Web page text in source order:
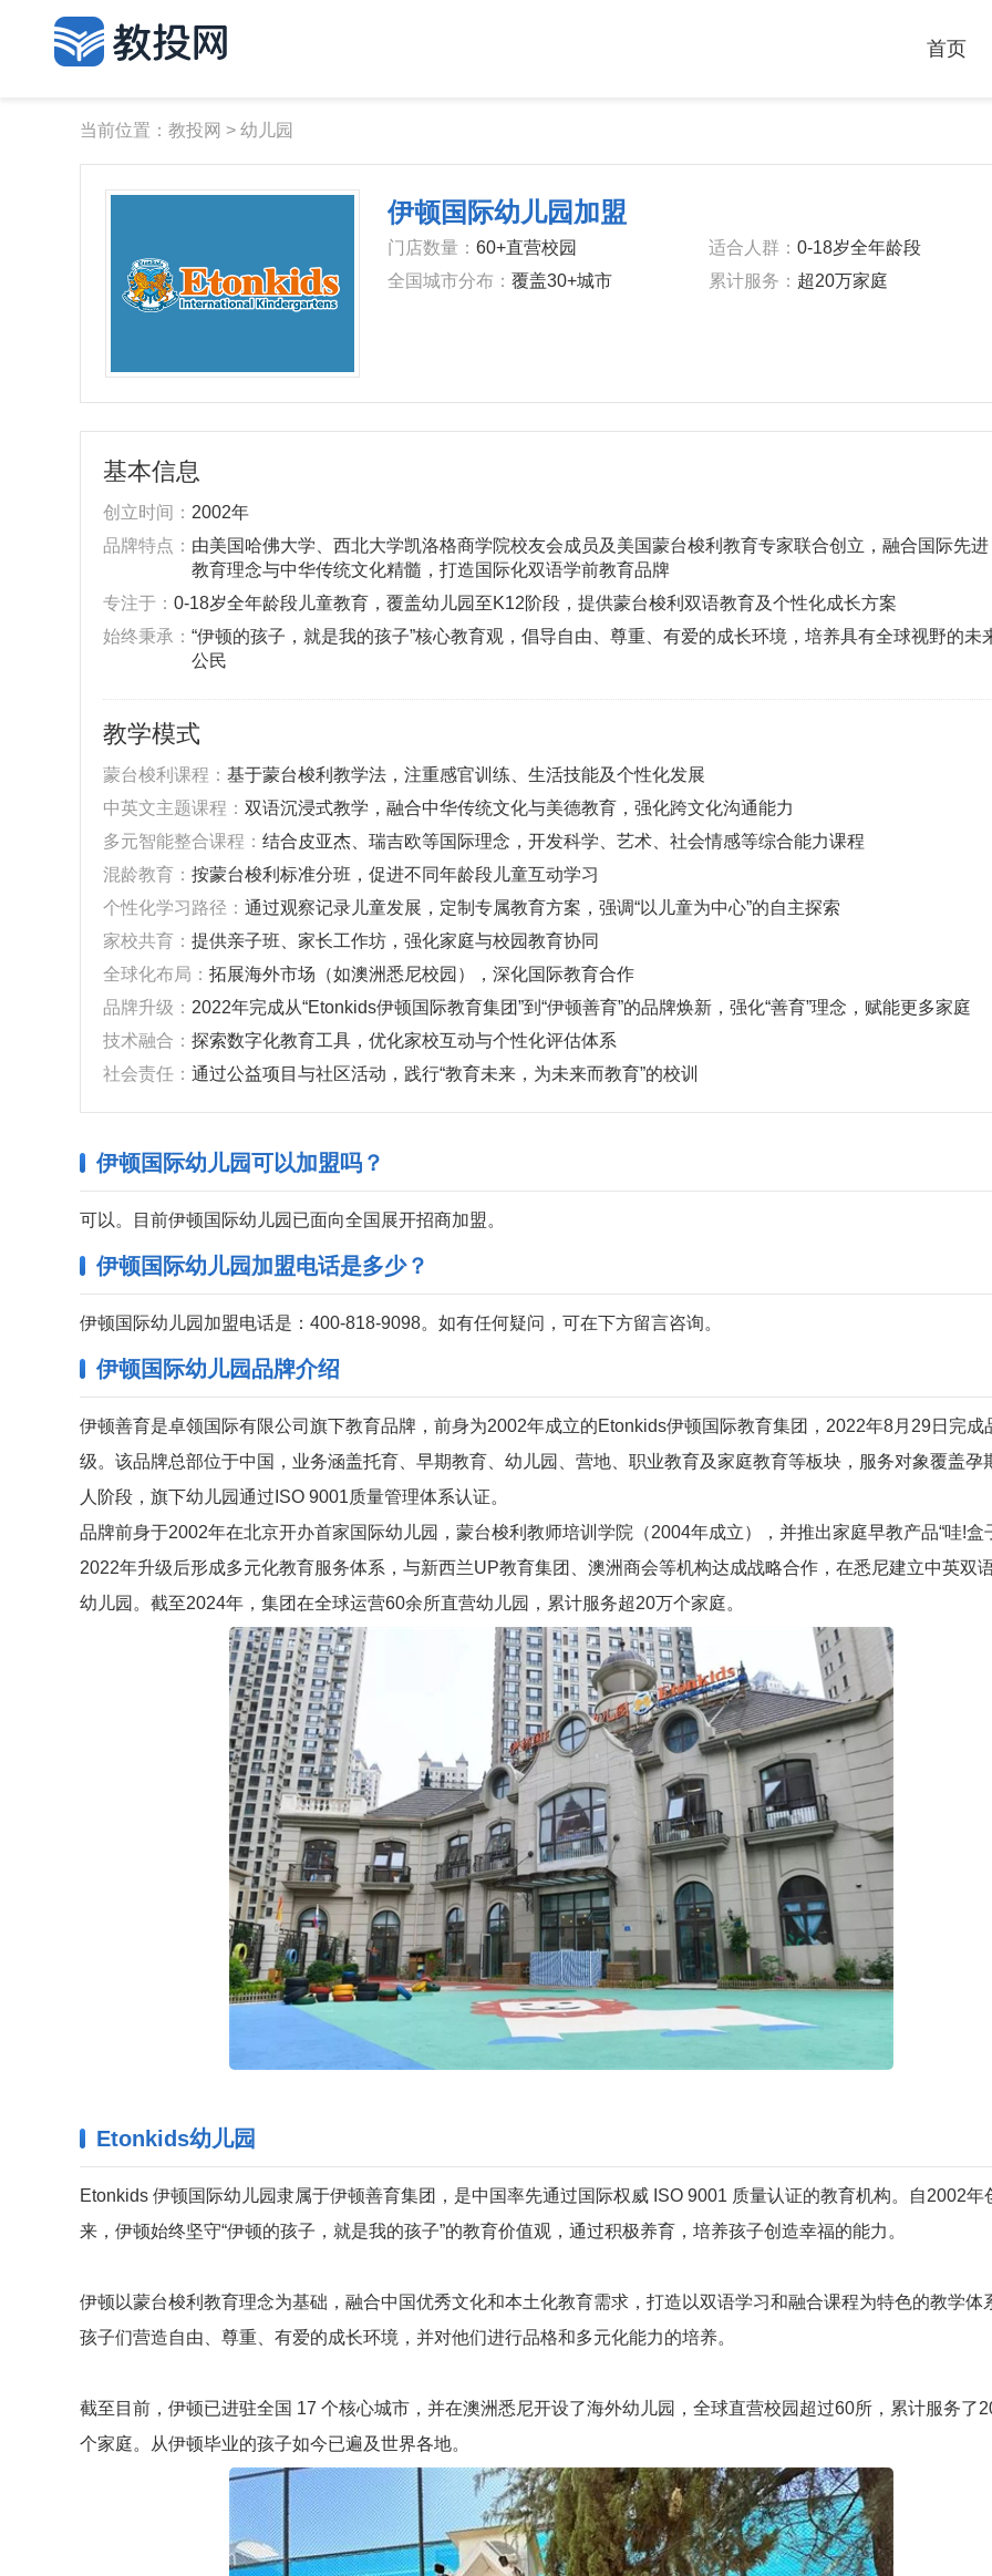
首页
当前位置： 教投网 > 幼儿园
伊顿国际幼儿园加盟
门店数量‌‌： 60+直营校园 ‌适合人群‌‌： 0-18岁全年龄段
‌全国城市分布‌‌： 覆盖30+城市 ‌累计服务‌‌： 超20万家庭
基本信息
‌创立时间‌： 2002年
‌品牌特点‌： 由美国哈佛大学、西北大学凯洛格商学院校友会成员及美国蒙台梭利教育专家联合创立，融合国际先进
教育理念与中华传统文化精髓，打造国际化双语学前教育品牌
‌专注于‌： 0-18岁全年龄段儿童教育，覆盖幼儿园至K12阶段，提供蒙台梭利双语教育及个性化成长方案
‌始终秉承‌： “伊顿的孩子，就是我的孩子”核心教育观，倡导自由、尊重、有爱的成长环境，培养具有全球视野的未
公民
教学模式‌
‌蒙台梭利课程‌： 基于蒙台梭利教学法，注重感官训练、生活技能及个性化发展
‌中英文主题课程‌： 双语沉浸式教学，融合中华传统文化与美德教育，强化跨文化沟通能力
‌多元智能整合课程‌： 结合皮亚杰、瑞吉欧等国际理念，开发科学、艺术、社会情感等综合能力课程
‌混龄教育‌： 按蒙台梭利标准分班，促进不同年龄段儿童互动学习
‌个性化学习路径‌： 通过观察记录儿童发展，定制专属教育方案，强调“以儿童为中心”的自主探索
‌家校共育‌： 提供亲子班、家长工作坊，强化家庭与校园教育协同
‌全球化布局‌： 拓展海外市场（如澳洲悉尼校园），深化国际教育合作
‌品牌升级‌： 2022年完成从“Etonkids伊顿国际教育集团”到“伊顿善育”的品牌焕新，强化“善育”理念，赋能更多家庭
‌技术融合‌： 探索数字化教育工具，优化家校互动与个性化评估体系
‌社会责任‌： 通过公益项目与社区活动，践行“教育未来，为未来而教育”的校训
伊顿国际幼儿园可以加盟吗？
可以。目前伊顿国际幼儿园已面向全国展开招商加盟。
伊顿国际幼儿园加盟电话是多少？
伊顿国际幼儿园加盟电话是：400-818-9098。如有任何疑问，可在下方留言咨询。
伊顿国际幼儿园品牌介绍
伊顿善育是卓领国际有限公司旗下教育品牌，前身为2002年成立的Etonkids伊顿国际教育集团，2022年8月29日完成
级。该品牌总部位于中国，业务涵盖托育、早期教育、幼儿园、营地、职业教育及家庭教育等板块，服务对象覆盖孕
人阶段，旗下幼儿园通过ISO 9001质量管理体系认证。
品牌前身于2002年在北京开办首家国际幼儿园，蒙台梭利教师培训学院（2004年成立），并推出家庭早教产品“哇!盒
2022年升级后形成多元化教育服务体系，与新西兰UP教育集团、澳洲商会等机构达成战略合作，在悉尼建立中英双
幼儿园。截至2024年，集团在全球运营60余所直营幼儿园，累计服务超20万个家庭。
Etonkids幼儿园
Etonkids 伊顿国际幼儿园隶属于伊顿善育集团，是中国率先通过国际权威 ISO 9001 质量认证的教育机构。自2002年
来，伊顿始终坚守“伊顿的孩子，就是我的孩子”的教育价值观，通过积极养育，培养孩子创造幸福的能力。
伊顿以蒙台梭利教育理念为基础，融合中国优秀文化和本土化教育需求，打造以双语学习和融合课程为特色的教学体
孩子们营造自由、尊重、有爱的成长环境，并对他们进行品格和多元化能力的培养。
截至目前，伊顿已进驻全国 17 个核心城市，并在澳洲悉尼开设了海外幼儿园，全球直营校园超过60所，累计服务了
个家庭。从伊顿毕业的孩子如今已遍及世界各地。